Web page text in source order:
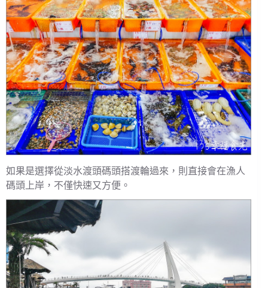
如果是選擇從淡水渡頭碼頭搭渡輪過來，則直接會在漁人
碼頭上岸，不僅快速又方便。